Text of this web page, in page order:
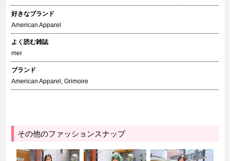
好きなブランド
American Apparel
よく読む雑誌
mer
ブランド
American Apparel , Grimoire
その他のファッションスナップ